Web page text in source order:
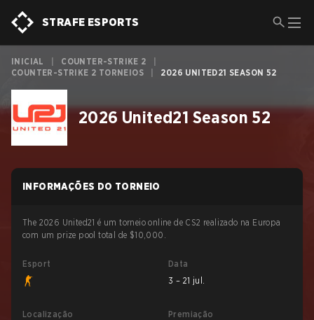
STRAFE ESPORTS
INICIAL COUNTER-STRIKE 2
COUNTER-STRIKE 2 TORNEIOS
2026 UNITED21 SEASON 52
2026 United21 Season 52
INFORMAÇÕES DO TORNEIO
The 2026 United21 é um torneio online de CS2 realizado na Europa
com um prize pool total de $10,000.
Esport
Data
3 – 21 jul.
Localização
Premiação